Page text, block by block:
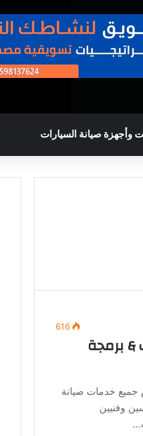
وأجهزة صيانة السيارات
616
برمجة
جميع خدمات صيانة
وفنيين